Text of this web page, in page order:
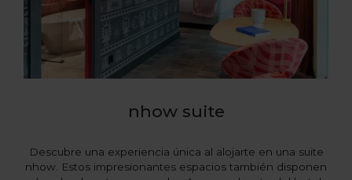
nhow suite
Descubre una experiencia única al alojarte en una suite
nhow. Estos impresionantes espacios también disponen